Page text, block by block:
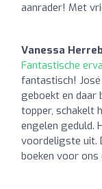
aanrader! Met
Vanessa
Fantastische
fantastisch!
geboekt en daar
topper, schakelt
engelen geduld.
voordeligste uit.
boeken voor